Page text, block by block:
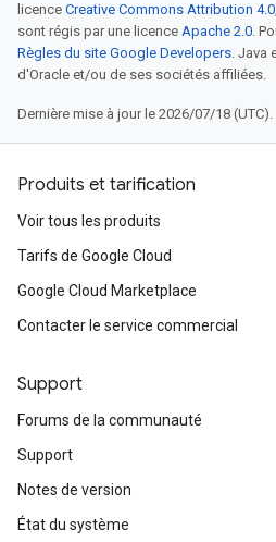
licence Creative Commons Attribution 4.0
sont régis par une licence Apache 2.0.
Règles du site Google Developers. Java
d'Oracle et/ou de ses sociétés affiliées.
Dernière mise à jour le 2026/07/18 (UTC).
Produits et tarification
Voir tous les produits
Tarifs de Google Cloud
Google Cloud Marketplace
Contacter le service commercial
Support
Forums de la communauté
Support
Notes de version
État du système